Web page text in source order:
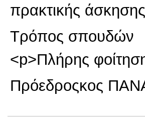
πρακτικής
Τρόπος σπουδών
<p>Πλήρης
Πρόεδροςκος